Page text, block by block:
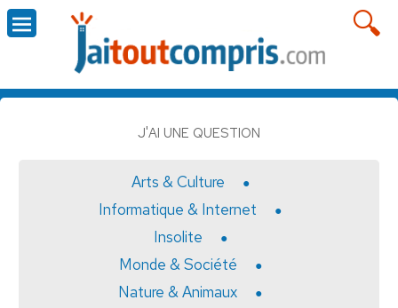
J'AI UNE QUESTION
Arts & Culture
Informatique & Internet
Insolite
Monde & Société
Nature & Animaux